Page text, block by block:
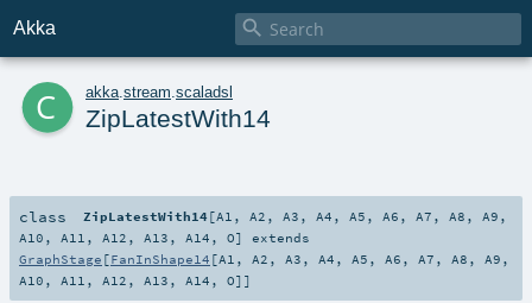
Akka 
c akka stream scaladsl
ZipLatestWith14
class ZipLatestWith14[A1 , A2 , A3 , A4 , A5 , A6 , A7 , A8 , A9 ,
A10 , A11 , A12 , A13 , A14 , O]
extends
GraphStage [FanInShape14 [A1 , A2 , A3 , A4 , A5 , A6 , A7 , A8 , A9 ,
A10 , A11 , A12 , A13 , A14 , O]]